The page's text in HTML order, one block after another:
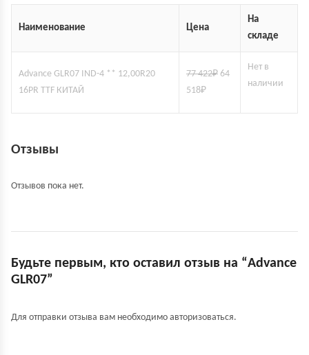
Наименование Цена
На
складе
Advance GLR07 IND-4 ** 12,00R20
16PR TTF КИТАЙ
77 422₽ 64
518₽
Нет в
наличии
Отзывы
Отзывов пока нет.
Будьте первым, кто оставил отзыв на “Advance
GLR07”
Для отправки отзыва вам необходимо авторизоваться.